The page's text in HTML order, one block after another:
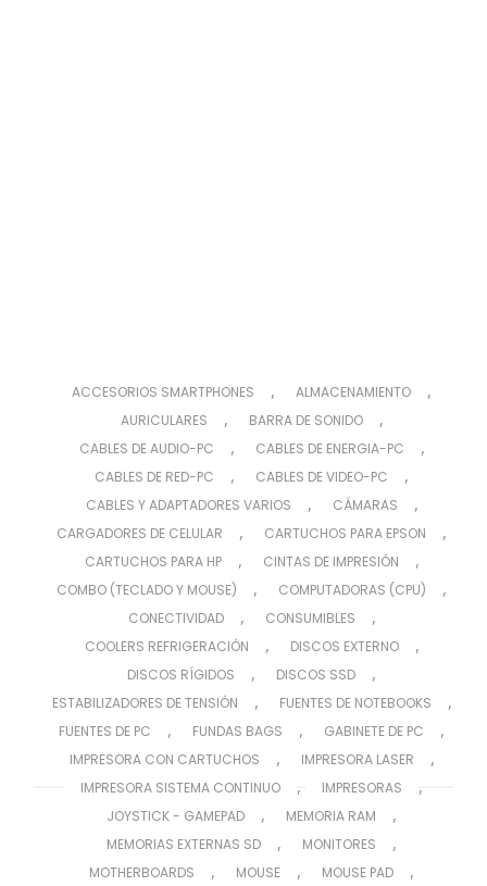
ACCESORIOS SMARTPHONES , ALMACENAMIENTO ,
AURICULARES , BARRA DE SONIDO ,
CABLES DE AUDIO-PC , CABLES DE ENERGIA-PC ,
CABLES DE RED-PC , CABLES DE VIDEO-PC ,
CABLES Y ADAPTADORES VARIOS , CÁMARAS ,
CARGADORES DE CELULAR , CARTUCHOS PARA EPSON ,
CARTUCHOS PARA HP , CINTAS DE IMPRESIÓN ,
COMBO (TECLADO Y MOUSE) , COMPUTADORAS (CPU) ,
CONECTIVIDAD , CONSUMIBLES ,
COOLERS REFRIGERACIÓN , DISCOS EXTERNO ,
DISCOS RÍGIDOS , DISCOS SSD ,
ESTABILIZADORES DE TENSIÓN , FUENTES DE NOTEBOOKS ,
FUENTES DE PC , FUNDAS BAGS , GABINETE DE PC ,
IMPRESORA CON CARTUCHOS , IMPRESORA LASER ,
IMPRESORA SISTEMA CONTINUO , IMPRESORAS ,
JOYSTICK - GAMEPAD , MEMORIA RAM ,
MEMORIAS EXTERNAS SD , MONITORES ,
MOTHERBOARDS , MOUSE , MOUSE PAD ,